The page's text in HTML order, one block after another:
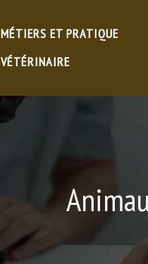
MÉTIERS ET PRATIQUE
VÉTÉRINAIRE